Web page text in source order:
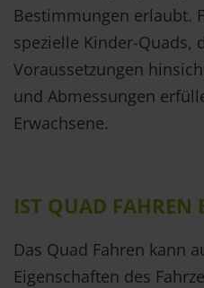
Bestimmungen erlaubt.
spezielle Kinder-Quads,
Voraussetzungen
und Abmessungen
Erwachsene.
IST QUAD FAHREN
Das Quad Fahren kann
Eigenschaften des